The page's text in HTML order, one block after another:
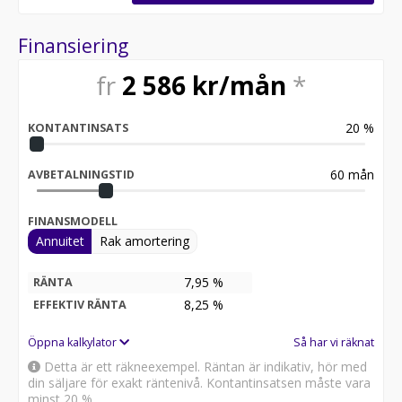
- 14 dagars fri heltäckande försäkring
- Möjlighet till 0 kr i kontantinsats för företag
- Vi köper även in eller byter in din nuvarande bil
- Alla våra bilar inspekteras noga innan annonsering
- Möjlighet till reservation av bil via betalning av
deposition
faktura
- Vi erbjuder marknadens bästa garantier i upp till 72
- Skräddarsydd finansiering via DNB, Santander eller
Nordea Finans
All cars are available for export.
*NZP11H*
Finansiering
fr 2 586 kr/mån *
KONTANTINSATS 20 %
AVBETALNINGSTID 60 mån
FINANSMODELL
Annuitet Rak amortering
RÄNTA 7,95 %
EFFEKTIV RÄNTA 8,25 %
Öppna kalkylator Så har vi räknat
Detta är ett räkneexempel. Räntan är indikativ, hör med
din säljare för exakt räntenivå. Kontantinsatsen måste vara
minst 20 %.